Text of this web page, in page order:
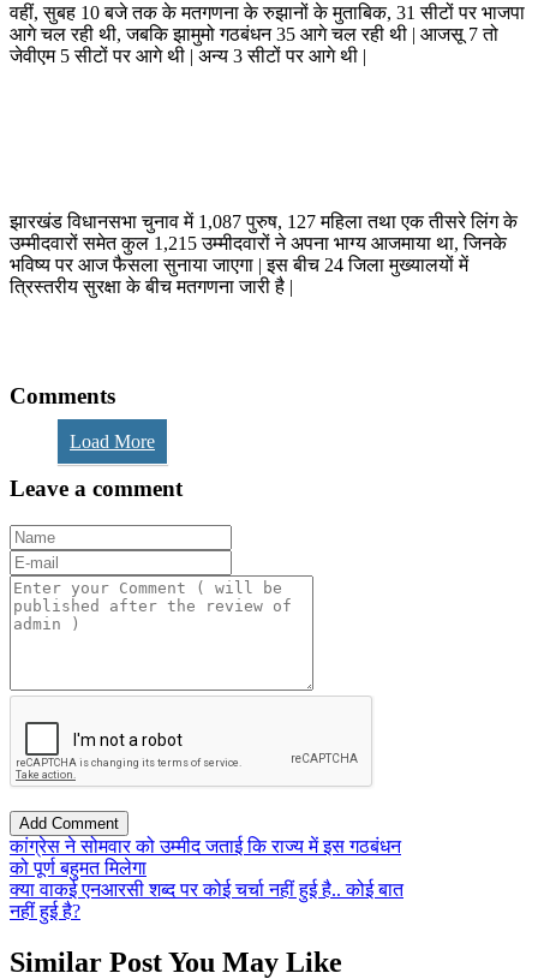
वहीं, सुबह 10 बजे तक के मतगणना के रुझानों के मुताबिक, 31 सीटों पर भाजपा
आगे चल रही थी, जबकि झामुमो गठबंधन 35 आगे चल रही थी | आजसू 7 तो
जेवीएम 5 सीटों पर आगे थी | अन्‍य 3 सीटों पर आगे थी |
झारखंड विधानसभा चुनाव में 1,087 पुरुष, 127 महिला तथा एक तीसरे लिंग के
उम्मीदवारों समेत कुल 1,215 उम्मीदवारों ने अपना भाग्य आजमाया था, जिनके
भविष्य पर आज फैसला सुनाया जाएगा | इस बीच 24 जिला मुख्यालयों में
त्रिस्तरीय सुरक्षा के बीच मतगणना जारी है |
Comments
Load More
Leave a comment
कांग्रेस ने सोमवार को उम्मीद जताई कि राज्य में इस गठबंधन
को पूर्ण बहुमत मिलेगा
क्या वाकई एनआरसी शब्द पर कोई चर्चा नहीं हुई है.. कोई बात
नहीं हुई है?
Similar Post You May Like